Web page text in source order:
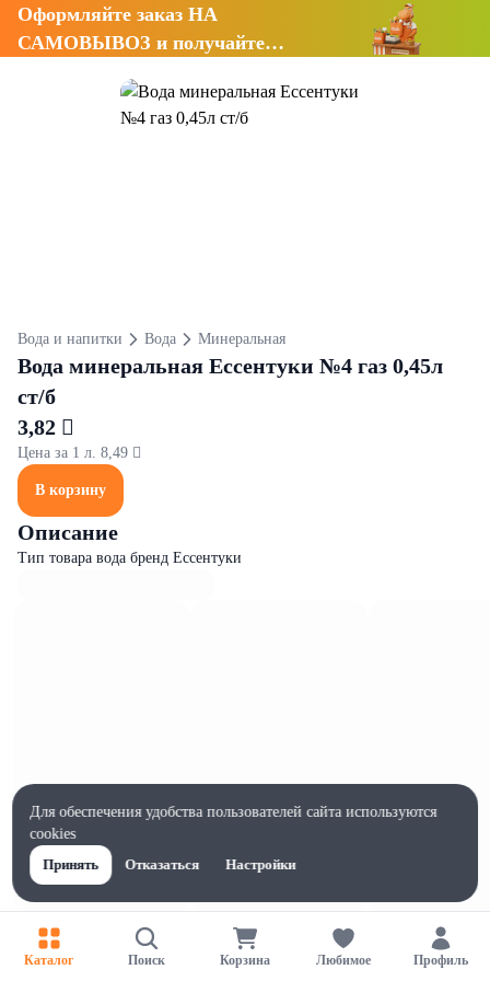
Оформляйте заказ НА
САМОВЫВОЗ и получайте
Вода и напитки Вода Минеральная
Вода минеральная Ессентуки №4 газ 0,45л
ст/б
3,82 
Цена за 1 л. 8,49 
В корзину
Описание
Тип товара вода бренд Ессентуки
Характеристики
Ширина, мм
Каталог Поиск Корзина Любимое Профиль
Для обеспечения удобства пользователей сайта используются
cookies
Принять
Отказаться Настройки